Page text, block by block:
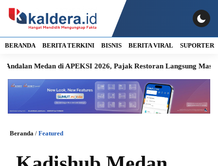
BERANDA BERITA TERKINI BISNIS BERITA VIRAL SUPORTER
Medan di APEKSI 2026, Pajak Restoran Langsung Masuk Kas
Beranda / Featured